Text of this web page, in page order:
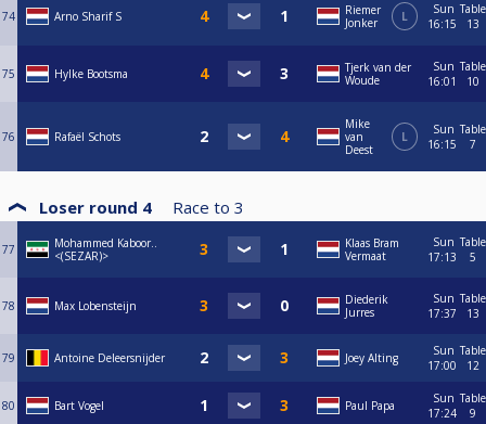
74 Arno Sharif S
Riemer
Jonker
L
Sun
16:15
Table
13
75 Hylke Bootsma
Tjerk van der
Woude
Sun
16:01
Table
10
76 Rafaël Schots
Mike
van
Deest
L
Sun
16:15
Table
7
Loser round 4 Race to 3
77
Mohammed Kaboor..
<(SEZAR)>
Klaas Bram
Vermaat
Sun
17:13
Table
5
78 Max Lobensteijn
Diederik
Jurres
Sun
17:37
Table
13
79 Antoine Deleersnijder Joey Alting
Sun
17:00
Table
12
80 Bart Vogel Paul Papa
Sun
17:24
Table
9